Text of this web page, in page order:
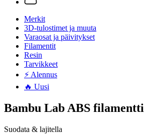
Merkit
3D-tulostimet ja muuta
Varaosat ja päivitykset
Filamentit
Resin
Tarvikkeet
⚡ Alennus
🔥 Uusi
Bambu Lab ABS filamentti
Suodata & lajitella